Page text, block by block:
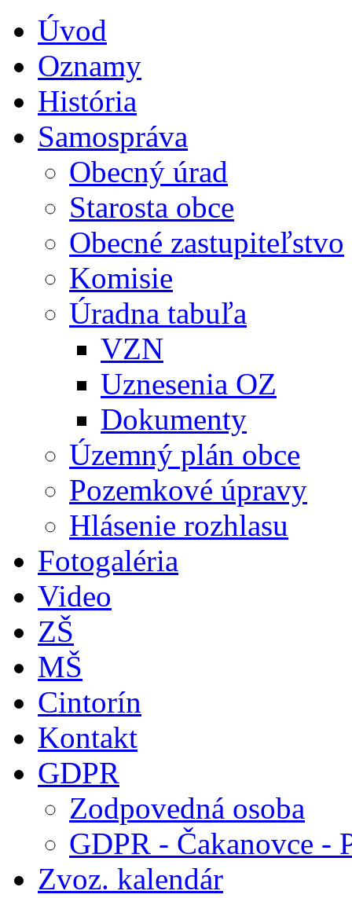
Úvod
Oznamy
História
Samospráva
Obecný úrad
Starosta obce
Obecné zastupiteľstvo
Komisie
Úradna tabuľa
VZN
Uznesenia OZ
Dokumenty
Územný plán obce
Pozemkové úpravy
Hlásenie rozhlasu
Fotogaléria
Video
ZŠ
MŠ
Cintorín
Kontakt
GDPR
Zodpovedná osoba
GDPR - Čakanovce -
Zvoz. kalendár